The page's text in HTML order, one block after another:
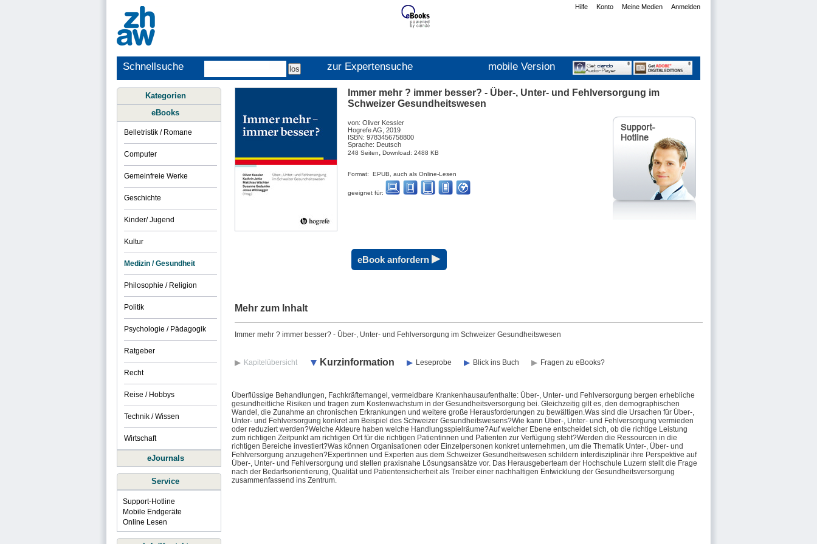
Anmelden
Meine Medien
Konto
Hilfe
Schnellsuche zur Expertensuche mobile Version
Immer mehr ? immer besser? - Über-, Unter- und Fehlversorgung im
Schweizer Gesundheitswesen
von: Oliver Kessler
Hogrefe AG, 2019
ISBN: 9783456758800
Sprache: Deutsch
248 Seiten, Download: 2488 KB
Format: EPUB, auch als Online-Lesen
geeignet für:
eBook anfordern ▸
Mehr zum Inhalt
Immer mehr ? immer besser? - Über-, Unter- und Fehlversorgung im Schweizer Gesundheitswesen
Kapitelübersicht Kurzinformation Leseprobe Blick ins Buch Fragen zu eBooks?
Überflüssige Behandlungen, Fachkräftemangel, vermeidbare Krankenhausaufenthalte: Über-, Unter- und Fehlversorgung bergen erhebliche
gesundheitliche Risiken und tragen zum Kostenwachstum in der Gesundheitsversorgung bei. Gleichzeitig gilt es, den demographischen
Wandel, die Zunahme an chronischen Erkrankungen und weitere große Herausforderungen zu bewältigen.Was sind die Ursachen für Über-,
Unter- und Fehlversorgung konkret am Beispiel des Schweizer Gesundheitswesens?Wie kann Über-, Unter- und Fehlversorgung vermieden
oder reduziert werden?Welche Akteure haben welche Handlungsspielräume?Auf welcher Ebene entscheidet sich, ob die richtige Leistung
zum richtigen Zeitpunkt am richtigen Ort für die richtigen Patientinnen und Patienten zur Verfügung steht?Werden die Ressourcen in die
richtigen Bereiche investiert?Was können Organisationen oder Einzelpersonen konkret unternehmen, um die Thematik Unter-, Über- und
Fehlversorgung anzugehen?Expertinnen und Experten aus dem Schweizer Gesundheitswesen schildern interdisziplinär ihre Perspektive auf
Über-, Unter- und Fehlversorgung und stellen praxisnahe Lösungsansätze vor. Das Herausgeberteam der Hochschule Luzern stellt die Frage
nach der Bedarfsorientierung, Qualität und Patientensicherheit als Treiber einer nachhaltigen Entwicklung der Gesundheitsversorgung
zusammenfassend ins Zentrum.
Kategorien
eBooks
Belletristik / Romane
Computer
Gemeinfreie Werke
Geschichte
Kinder/ Jugend
Kultur
Medizin / Gesundheit
Philosophie / Religion
Politik
Psychologie / Pädagogik
Ratgeber
Recht
Reise / Hobbys
Technik / Wissen
Wirtschaft
eJournals
Service
Support-Hotline
Mobile Endgeräte
Online Lesen